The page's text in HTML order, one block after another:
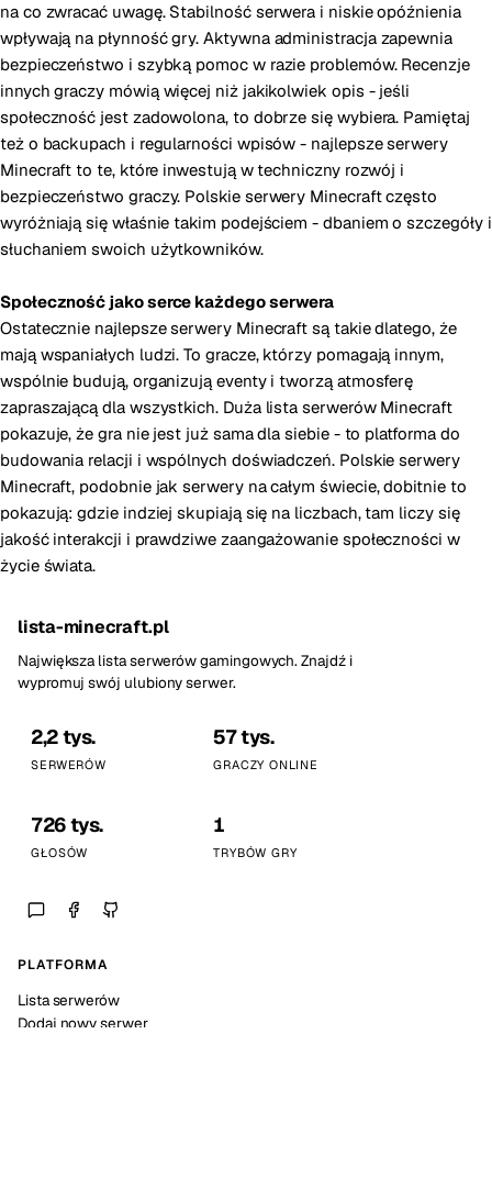
na co zwracać uwagę. Stabilność serwera i niskie opóźnienia
wpływają na płynność gry. Aktywna administracja zapewnia
bezpieczeństwo i szybką pomoc w razie problemów. Recenzje
innych graczy mówią więcej niż jakikolwiek opis - jeśli
społeczność jest zadowolona, to dobrze się wybiera. Pamiętaj
też o backupach i regularności wpisów - najlepsze serwery
Minecraft to te, które inwestują w techniczny rozwój i
bezpieczeństwo graczy. Polskie serwery Minecraft często
wyróżniają się właśnie takim podejściem - dbaniem o szczegóły i
słuchaniem swoich użytkowników.
Społeczność jako serce każdego serwera
Ostatecznie najlepsze serwery Minecraft są takie dlatego, że
mają wspaniałych ludzi. To gracze, którzy pomagają innym,
wspólnie budują, organizują eventy i tworzą atmosferę
zapraszającą dla wszystkich. Duża lista serwerów Minecraft
pokazuje, że gra nie jest już sama dla siebie - to platforma do
budowania relacji i wspólnych doświadczeń. Polskie serwery
Minecraft, podobnie jak serwery na całym świecie, dobitnie to
pokazują: gdzie indziej skupiają się na liczbach, tam liczy się
jakość interakcji i prawdziwe zaangażowanie społeczności w
życie świata.
lista-minecraft.pl
Największa lista serwerów gamingowych. Znajdź i
wypromuj swój ulubiony serwer.
2,2 tys.
SERWERÓW
57 tys.
GRACZY ONLINE
726 tys.
GŁOSÓW
1
TRYBÓW GRY
PLATFORMA
Lista serwerów
Dodaj nowy serwer